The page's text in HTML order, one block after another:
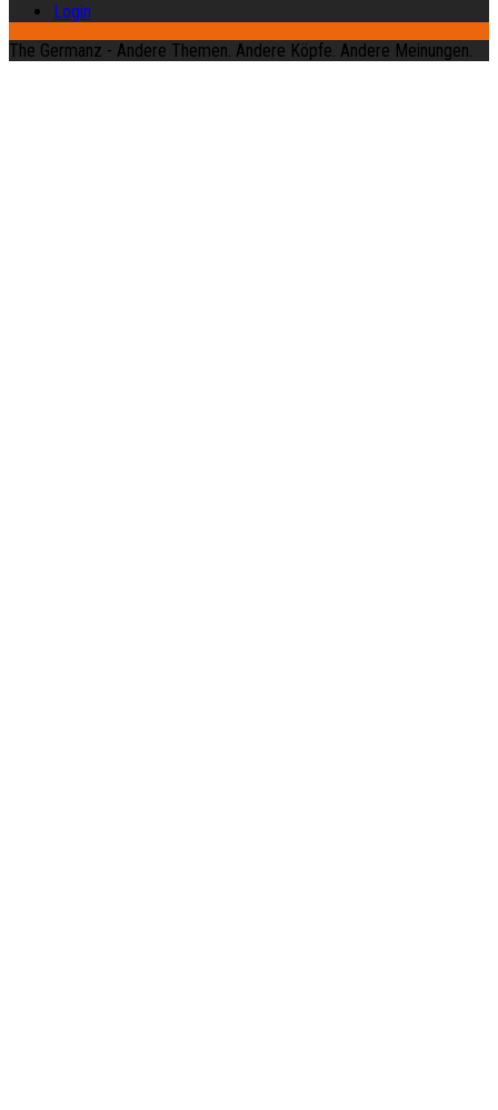
Login
The Germanz - Andere Themen. Andere Köpfe. Andere Meinungen.